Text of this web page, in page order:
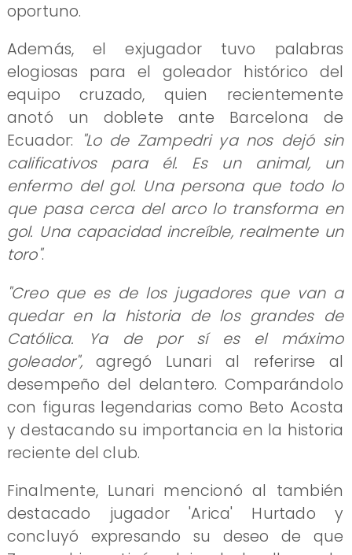
oportuno.
Además, el exjugador tuvo palabras
elogiosas para el goleador histórico del
equipo cruzado, quien recientemente
anotó un doblete ante Barcelona de
Ecuador: "Lo de Zampedri ya nos dejó sin
calificativos para él. Es un animal, un
enfermo del gol. Una persona que todo lo
que pasa cerca del arco lo transforma en
gol. Una capacidad increíble, realmente un
toro".
"Creo que es de los jugadores que van a
quedar en la historia de los grandes de
Católica. Ya de por sí es el máximo
goleador",agregó Lunari al referirse al
desempeño del delantero. Comparándolo
con figuras legendarias como Beto Acosta
y destacando su importancia en la historia
reciente del club.
Finalmente, Lunari mencionó al también
destacado jugador 'Arica' Hurtado y
concluyó expresando su deseo de que